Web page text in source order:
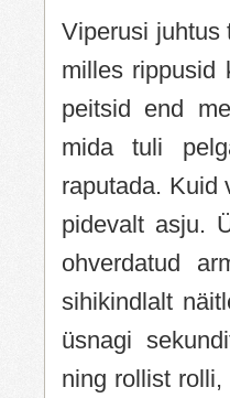
Viperusi juhtus
milles rippusid
peitsid end
mida tuli
raputada. Kuid
pidevalt asju.
ohverdatud
sihikindlalt
üsnagi
ning rollist